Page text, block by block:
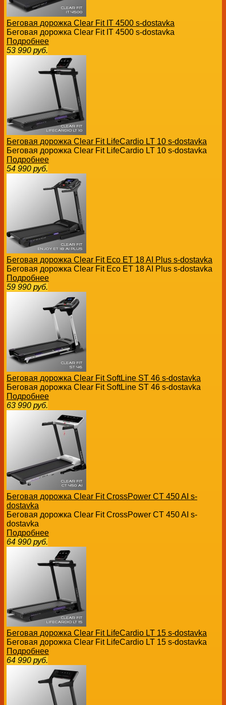
Беговая дорожка Clear Fit IT 4500 s-dostavka
Беговая дорожка Clear Fit IT 4500 s-dostavka
Подробнее
53 990 руб.
Беговая дорожка Clear Fit LifeCardio LT 10 s-dostavka
Беговая дорожка Clear Fit LifeCardio LT 10 s-dostavka
Подробнее
54 990 руб.
Беговая дорожка Clear Fit Eco ET 18 AI Plus s-dostavka
Беговая дорожка Clear Fit Eco ET 18 AI Plus s-dostavka
Подробнее
59 990 руб.
Беговая дорожка Clear Fit SoftLine ST 46 s-dostavka
Беговая дорожка Clear Fit SoftLine ST 46 s-dostavka
Подробнее
63 990 руб.
Беговая дорожка Clear Fit CrossPower CT 450 AI s-
dostavka
Беговая дорожка Clear Fit CrossPower CT 450 AI s-
dostavka
Подробнее
64 990 руб.
Беговая дорожка Clear Fit LifeCardio LT 15 s-dostavka
Беговая дорожка Clear Fit LifeCardio LT 15 s-dostavka
Подробнее
64 990 руб.